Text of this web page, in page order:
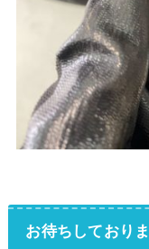
お待ちしており